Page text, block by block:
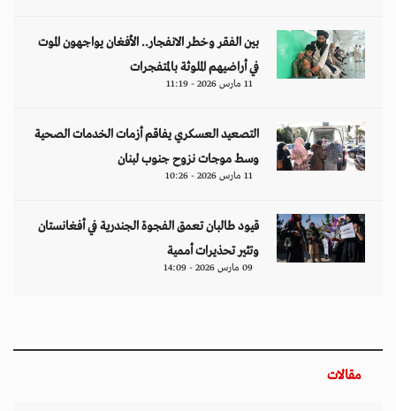
بين الفقر وخطر الانفجار.. الأفغان يواجهون الموت
في أراضيهم الملوثة بالمتفجرات
11 مارس 2026 - 11:19
التصعيد العسكري يفاقم أزمات الخدمات الصحية
وسط موجات نزوح جنوب لبنان
11 مارس 2026 - 10:26
قيود طالبان تعمق الفجوة الجندرية في أفغانستان
وتثير تحذيرات أممية
09 مارس 2026 - 14:09
مقالات